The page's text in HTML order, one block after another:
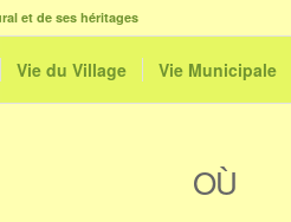
et de ses héritages
Vie du Village Vie Municipale
OÙ